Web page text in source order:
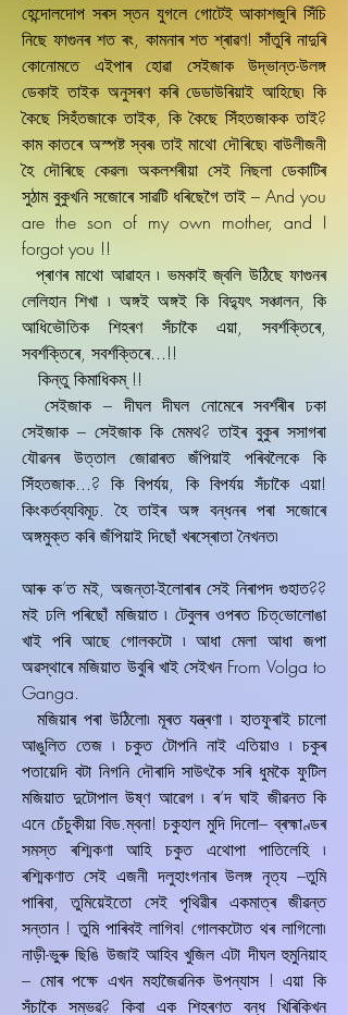
হেন্দোলদোপ সৰস স্তন যুগলে গোটেই আকাশজুৰি সিঁচি
নিছে ফাগুনৰ শত ৰং, কামনাৰ শত শ্ৰাৱণ! সাঁতুৰি নাদুৰি
কোনোমতে এইপাৰ হোৱা সেইজাক উদ্ভান্ত-উলঙ্গ
ডেকাই তাইক অনুসৰণ কৰি ডেডাউৰিয়াই আহিছে৷ কি
কৈছে সিহঁতজাকে তাইক, কি কৈছে সিঁহতজাকক তাই?
কাম কাতৰে অস্পষ্ট স্বৰ৷ তাই মাথো দৌৰিছে৷ বাউলীজনী
হৈ দৌৰিছে কেৱল৷ অকলশৰীয়া সেই নিছলা ডেকাটিৰ
সুঠাম বুকুখনি সজোৰে সাৱটি ধৰিছেগৈ তাই – And you
are the son of my own mother, and I
forgot you !!
প্ৰাণৰ মাথো আৱাহন ৷ ভমকাই জ্বলি উঠিছে ফাগুনৰ
লেলিহান শিখা ৷ অঙ্গই অঙ্গই কি বিদ্যুৎ সঞ্চালন, কি
আধিভৌতিক শিহৰণ সঁচাকৈ এয়া, সবৰ্শক্তিৰে,
সবৰ্শক্তিৰে, সবৰ্শক্তিৰে...!!
কিন্তু কিমাধিকম্‌ !!
সেইজাক – দীঘল দীঘল নোমেৰে সবৰ্শৰীৰ ঢকা
সেইজাক – সেইজাক কি মেমথ? তাইৰ বুকুৰ সসাগৰা
যৌৱনৰ উত্তাল জোৱাৰত জঁপিয়াই পৰিবলৈকে কি
সিঁহতজাক...? কি বিপৰ্যয়, কি বিপৰ্যয় সঁচাকৈ এয়া!
কিংকৰ্তব্যবিমূঢ. হৈ তাইৰ অঙ্গ বন্ধনৰ পৰা সজোৰে
অঙ্গমুক্ত কৰি জঁপিয়াই দিছোঁ খৰস্ৰোতা নৈখনত৷
আৰু ক’ত মই, অজন্তা-ইলোৰাৰ সেই নিৰাপদ গুহাত??
মই ঢলি পৰিছোঁ মজিয়াত ৷ টেবুলৰ ওপৰত চিত্‌ভোলোঙা
খাই পৰি আছে গোলকটো ৷ আধা মেলা আধা জপা
অৱস্থাৰে মজিয়াত উবুৰি খাই সেইখন From Volga to
Ganga.
মজিয়াৰ পৰা উঠিলো৷ মূৰত যন্ত্ৰণা ৷ হাতফুৰাই চালো
আঙুলিত তেজ ৷ চকুত টোপনি নাই এতিয়াও ৷ চকুৰ
পতায়েদি বটা নিগনি দৌৰাদি সাউৎকৈ সৰি ধুমকৈ ফুটিল
মজিয়াত দুটোপাল উষ্ণ আৱেগ ৷ ৰ’দ ঘাই জীৱনত কি
এনে চেঁচুকীয়া বিড.ম্বনা! চকুহাল মুদি দিলো– ব্ৰহ্মাণ্ডৰ
সমস্ত ৰশ্মিকণা আহি চকুত এথোপা পাতিলেহি ৷
ৰশ্মিকণাত সেই এজনী দলুহাংগনাৰ উলঙ্গ নৃত্য –তুমি
পাৰিবা, তুমিয়েইতো সেই পৃথিৱীৰ একমাত্ৰ জীৱন্ত
সন্তান ! তুমি পাৰিবই লাগিব! গোলকটোত থৰ লাগিলো৷
নাড়ী-ভুৰু ছিঙি উজাই আহিব খুজিল এটা দীঘল হুমুনিয়াহ
– মোৰ পক্ষে এখন মহাজৈৱনিক উপন্যাস ! এয়া কি
সঁচাকৈ সম্ভৱ? কিবা এক শিহৰণত বন্ধ খিৰিকিখন